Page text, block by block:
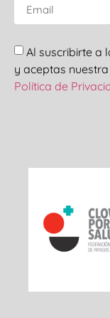
Al suscribirte a
y aceptas nuestra
Política de